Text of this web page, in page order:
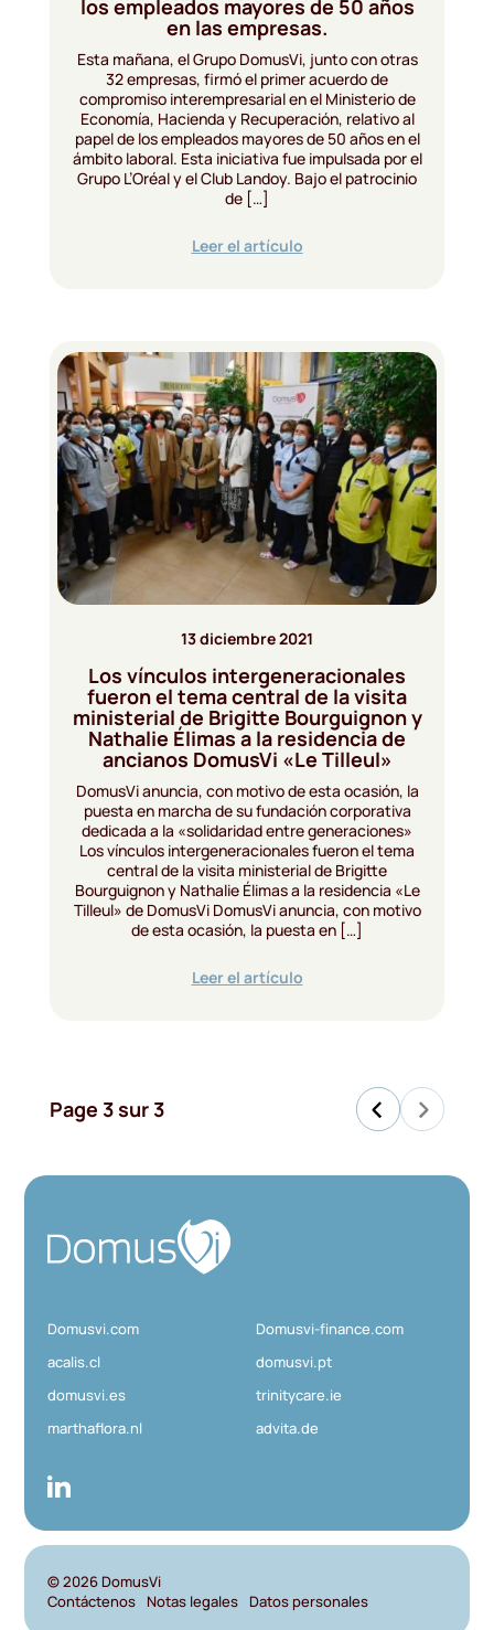
los empleados mayores de 50 años
en las empresas.
Esta mañana, el Grupo DomusVi, junto con otras
32 empresas, firmó el primer acuerdo de
compromiso interempresarial en el Ministerio de
Economía, Hacienda y Recuperación, relativo al
papel de los empleados mayores de 50 años en el
ámbito laboral. Esta iniciativa fue impulsada por el
Grupo L’Oréal y el Club Landoy. Bajo el patrocinio
de […]
Leer el artículo
13 diciembre 2021
Los vínculos intergeneracionales
fueron el tema central de la visita
ministerial de Brigitte Bourguignon y
Nathalie Élimas a la residencia de
ancianos DomusVi «Le Tilleul»
DomusVi anuncia, con motivo de esta ocasión, la
puesta en marcha de su fundación corporativa
dedicada a la «solidaridad entre generaciones»
Los vínculos intergeneracionales fueron el tema
central de la visita ministerial de Brigitte
Bourguignon y Nathalie Élimas a la residencia «Le
Tilleul» de DomusVi DomusVi anuncia, con motivo
de esta ocasión, la puesta en […]
Leer el artículo
Page 3 sur 3
P
a
d
s
Domusvi.com
Domusvi-finance.com
acalis.cl
domusvi.pt
domusvi.es
trinitycare.ie
marthaflora.nl
advita.de
© 2026 DomusVi
Contáctenos
Notas legales Datos personales